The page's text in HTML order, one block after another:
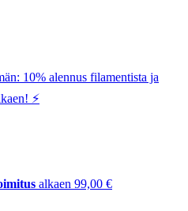
10% alennus filamentista ja
⚡️
alkaen 99,00 €